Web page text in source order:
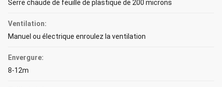
Serre chaude de feuille de plastique de 200 microns
Ventilation:
Manuel ou électrique enroulez la ventilation
Envergure:
8-12m